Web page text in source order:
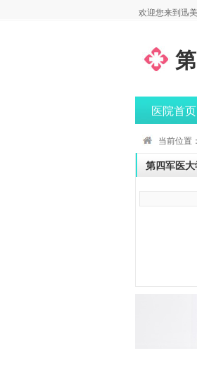
欢迎您来到迅
医院首页
当前位置：
第四军医